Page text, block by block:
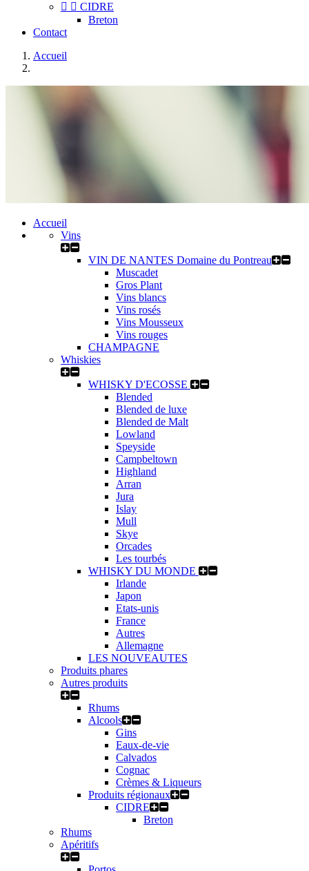
  CIDRE
Breton
Contact
Accueil
Accueil
Vins
VIN DE NANTES Domaine du Pontreau
Muscadet
Gros Plant
Vins blancs
Vins rosés
Vins Mousseux
Vins rouges
CHAMPAGNE
Whiskies
WHISKY D'ECOSSE
Blended
Blended de luxe
Blended de Malt
Lowland
Speyside
Campbeltown
Highland
Arran
Jura
Islay
Mull
Skye
Orcades
Les tourbés
WHISKY DU MONDE
Irlande
Japon
Etats-unis
France
Autres
Allemagne
LES NOUVEAUTES
Produits phares
Autres produits
Rhums
Alcools
Gins
Eaux-de-vie
Calvados
Cognac
Crèmes & Liqueurs
Produits régionaux
CIDRE
Breton
Rhums
Apéritifs